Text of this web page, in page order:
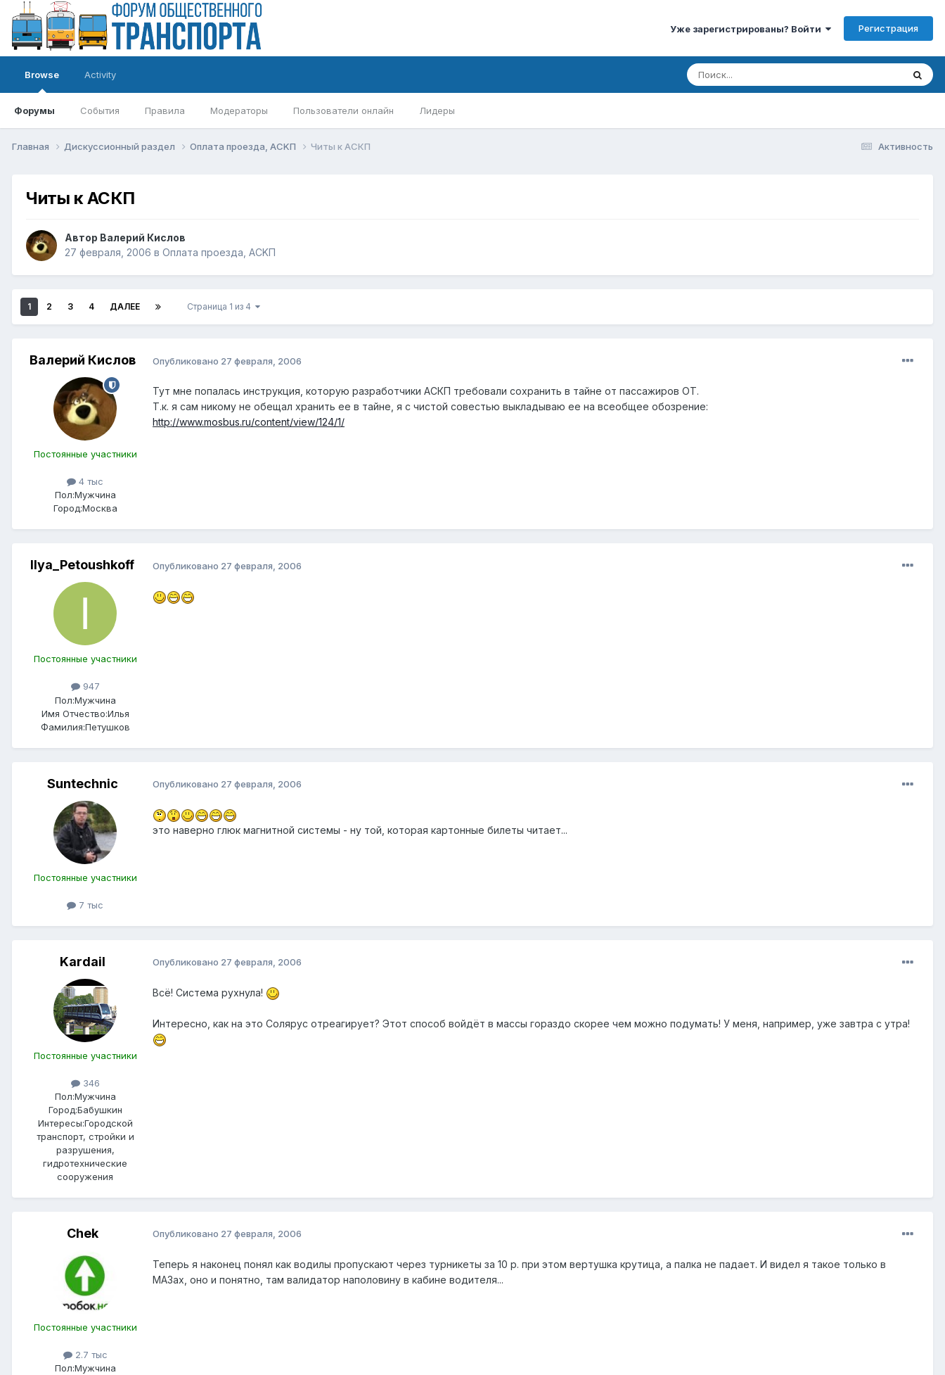
Уже зарегистрированы? Войти Регистрация
Browse
Форумы События Правила Модераторы Пользователи онлайн Лидеры
Activity
Активность
Главная Дискуссионный раздел Оплата проезда, АСKП Читы к АСКП
Читы к АСКП
Автор Валерий Кислов
27 февраля, 2006 в Оплата проезда, АСKП
1 2 3 4 ДАЛЕЕ Страница 1 из 4
Валерий Кислов
Постоянные участники
4 тыс
Пол:Мужчина
Город:Москва
Опубликовано 27 февраля, 2006
Тут мне попалась инструкция, которую разработчики АСКП требовали сохранить в тайне от пассажиров ОТ.
Т.к. я сам никому не обещал хранить ее в тайне, я с чистой совестью выкладываю ее на всеобщее обозрение:
http://www.mosbus.ru/content/view/124/1/
Ilya_Petoushkoff
Постоянные участники
947
Пол:Мужчина
Имя Отчество:Илья
Фамилия:Петушков
Опубликовано 27 февраля, 2006
Suntechnic
Постоянные участники
7 тыс
Опубликовано 27 февраля, 2006
это наверно глюк магнитной системы - ну той, которая картонные билеты читает...
Kardail
Постоянные участники
346
Пол:Мужчина
Город:Бабушкин
Интересы:Городской
транспорт, стройки и
разрушения,
гидротехнические
сооружения
Опубликовано 27 февраля, 2006
Всё! Система рухнула!
Интересно, как на это Солярус отреагирует? Этот способ войдёт в массы гораздо скорее чем можно подумать! У меня, например, уже завтра с утра!
Chek
Постоянные участники
2.7 тыс
Пол:Мужчина
Опубликовано 27 февраля, 2006
Теперь я наконец понял как водилы пропускают через турникеты за 10 р. при этом вертушка крутица, а палка не падает. И видел я такое только в
МАЗах, оно и понятно, там валидатор наполовину в кабине водителя...